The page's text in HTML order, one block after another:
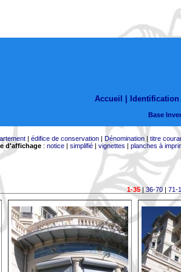
Accueil |
Base
| édifice de conservation| Dénomination| titre
d'affichage: notice| simplifié| vignettes | planches à
1-35|36-70| 71-